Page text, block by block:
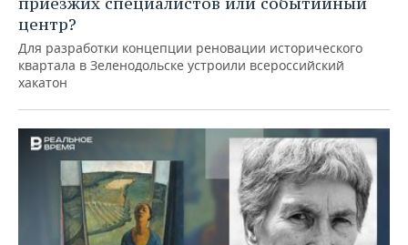
центр?
Для разработки концепции реновации исторического
квартала в Зеленодольске устроили всероссийский
хакатон